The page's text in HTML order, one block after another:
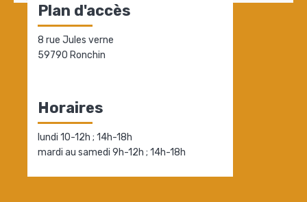
Plan d'accès
8 rue Jules verne
59790 Ronchin
Horaires
lundi 10-12h ; 14h-18h
mardi au samedi 9h-12h ; 14h-18h